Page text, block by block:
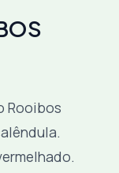
Rooibos